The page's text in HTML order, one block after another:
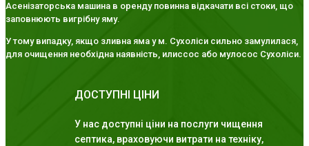
Асенізаторська машина в оренду повинна відкачати всі стоки, що
заповнюють вигрібну яму.
У тому випадку, якщо зливна яма у м. Сухоліси сильно замулилася,
для очищення необхідна наявність, илиссос або мулосос Сухоліси.
ДОСТУПНІ ЦІНИ
У нас доступні ціни на послуги чищення
септика, враховуючи витрати на техніку,